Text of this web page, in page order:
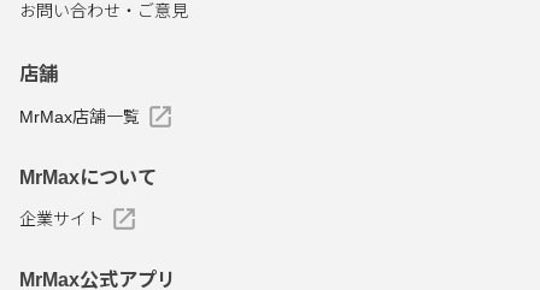
お問い合わせ・ご意見
店舗
MrMax店舗一覧
MrMaxについて
企業サイト
MrMax公式アプリ